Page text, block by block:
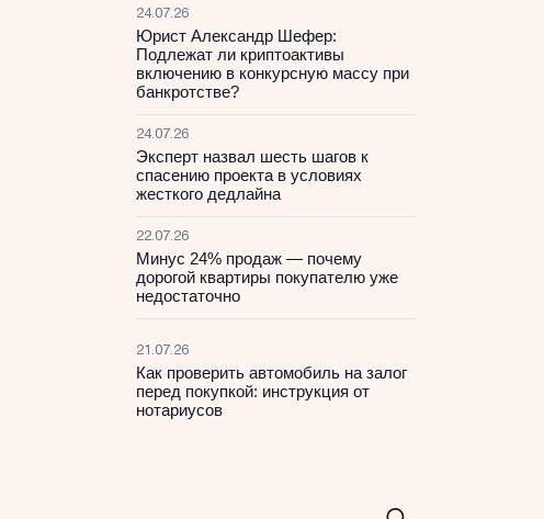
24.07.26
Юрист Александр Шефер:
Подлежат ли криптоактивы
включению в конкурсную массу при
банкротстве?
24.07.26
Эксперт назвал шесть шагов к
спасению проекта в условиях
жесткого дедлайна
22.07.26
Минус 24% продаж — почему
дорогой квартиры покупателю уже
недостаточно
21.07.26
Как проверить автомобиль на залог
перед покупкой: инструкция от
нотариусов